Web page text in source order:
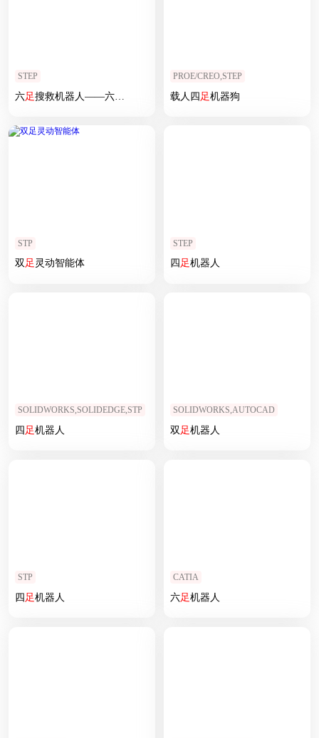
STEP
六足搜救机器人——六足 搜索救援机器人
PROE/CREO,STEP
载人四足机器狗
STP
双足 灵动智能体
STEP
四足机器人
SOLIDWORKS,SOLIDEDGE,STP
四足机器人
SOLIDWORKS,AUTOCAD
双 足机器人
STP
四足机器人
CATIA
六足机器人